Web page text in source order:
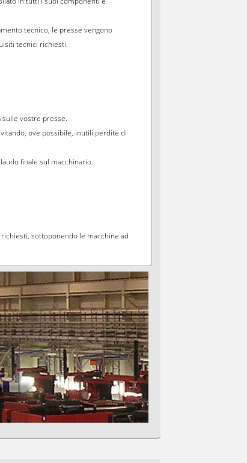
tecnico, le presse vengono
tecnici richiesti.
sulle vostre presse.
ove possibile, inutili perdite di
finale sul macchinario.
sottoponendo le macchine ad